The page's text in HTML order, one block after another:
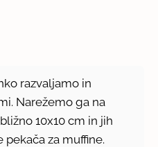
razvaljamo in
Narežemo ga na
10x10 cm in jih
za muffine.